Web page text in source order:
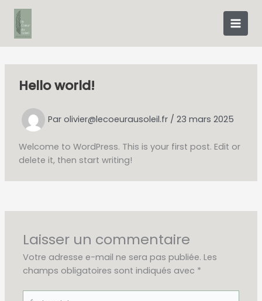
Aller
contenu
Hello world!
Par olivier@lecoeurausoleil.fr / 23 mars 2025
Welcome to WordPress. This is your first post. Edit or
delete it, then start writing!
Laisser un commentaire
Votre adresse e-mail ne sera pas publiée. Les
champs obligatoires sont indiqués avec *
Écrivez